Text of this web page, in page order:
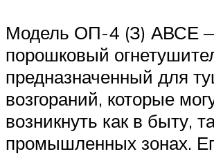
Модель ОП-4 (З) АВСЕ
порошковый
предназначенный для
возгораний, которые
возникнуть как в быту,
промышленных зонах.